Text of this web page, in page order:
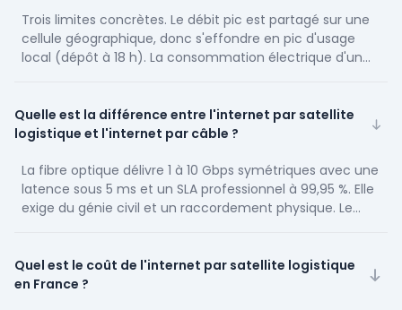
physiques), déploiement rapide sans génie civil.
Trois limites concrètes. Le débit pic est partagé sur une
cellule géographique, donc s'effondre en pic d'usage
local (dépôt à 18 h). La consommation électrique d'un
proposés restent inférieurs à une fibre dédiée, avec des
incidents de couverture de quelques minutes par mois en
pays — certains États interdisent encore Starlink à usage
commercial.
Quelle est la différence entre l'internet par satellite
logistique et l'internet par câble ?
La fibre optique délivre 1 à 10 Gbps symétriques avec une
latence sous 5 ms et un SLA professionnel à 99,95 %. Elle
exige du génie civil et un raccordement physique. Le
et une mobilité totale. Le câble convient à un siège ou un
entrepôt urbain ; le satellite couvre tout ce que le câble
Quel est le coût de l'internet par satellite logistique
en France ?